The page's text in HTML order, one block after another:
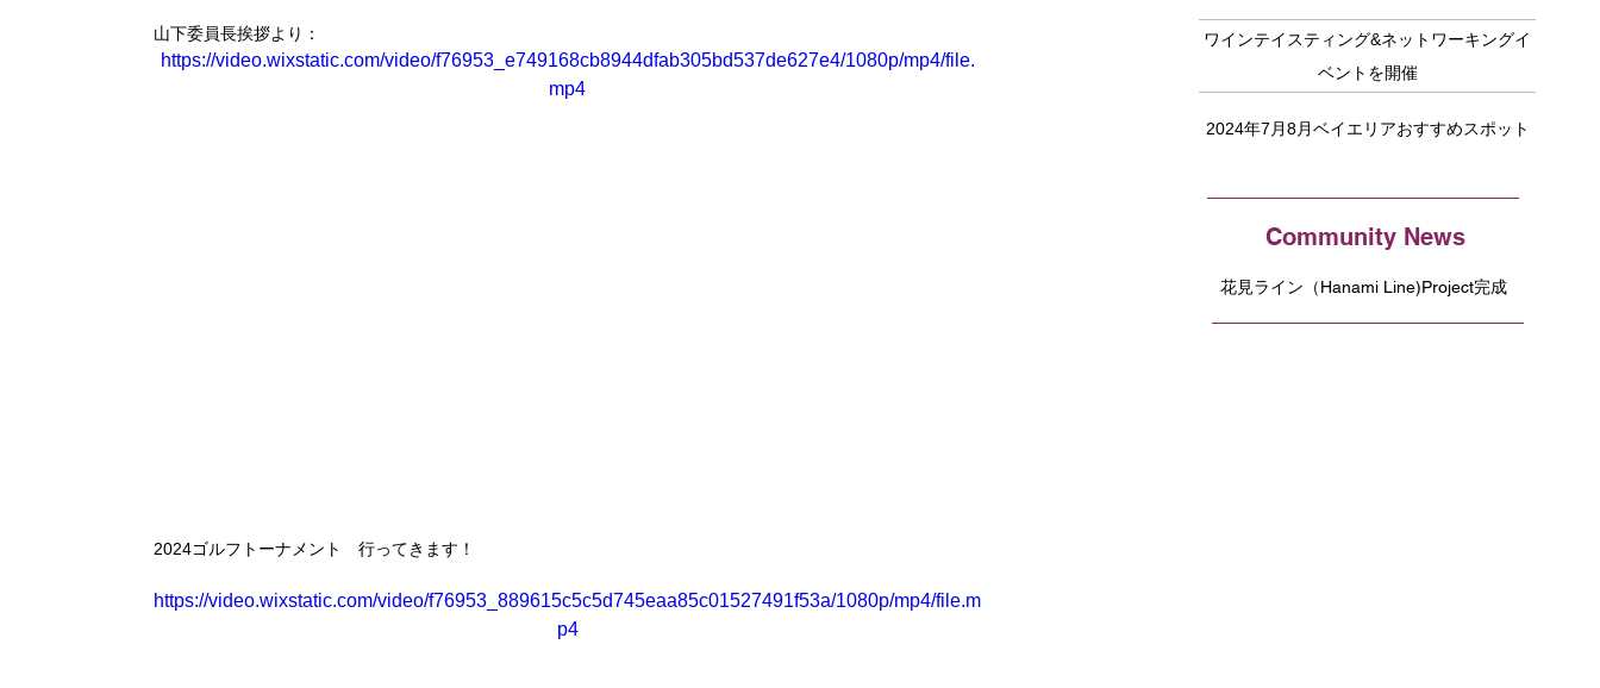
山下委員長挨拶より：
https://video.wixstatic.com/video/f76953_e749168cb8944dfab305bd537de627e4/1080p/mp4/file.
mp4
2024ゴルフトーナメント　行ってきます！
https://video.wixstatic.com/video/f76953_889615c5c5d745eaa85c01527491f53a/1080p/mp4/file.m
p4
ワインテイスティング&ネットワーキングイ
ベントを開催
2024年7月8月ベイエリアおすすめスポット
Community News
花見ライン（Hanami Line)Project完成